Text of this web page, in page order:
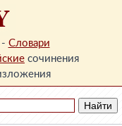
- Словари
сочинения